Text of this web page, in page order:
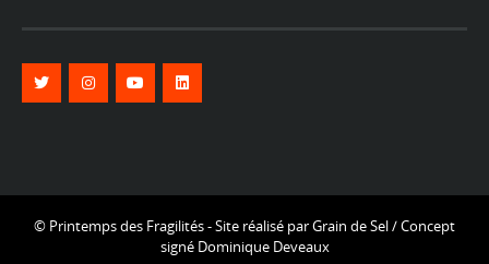
© Printemps des Fragilités - Site réalisé parGrain de Sel/ Concept
signé Dominique Deveaux